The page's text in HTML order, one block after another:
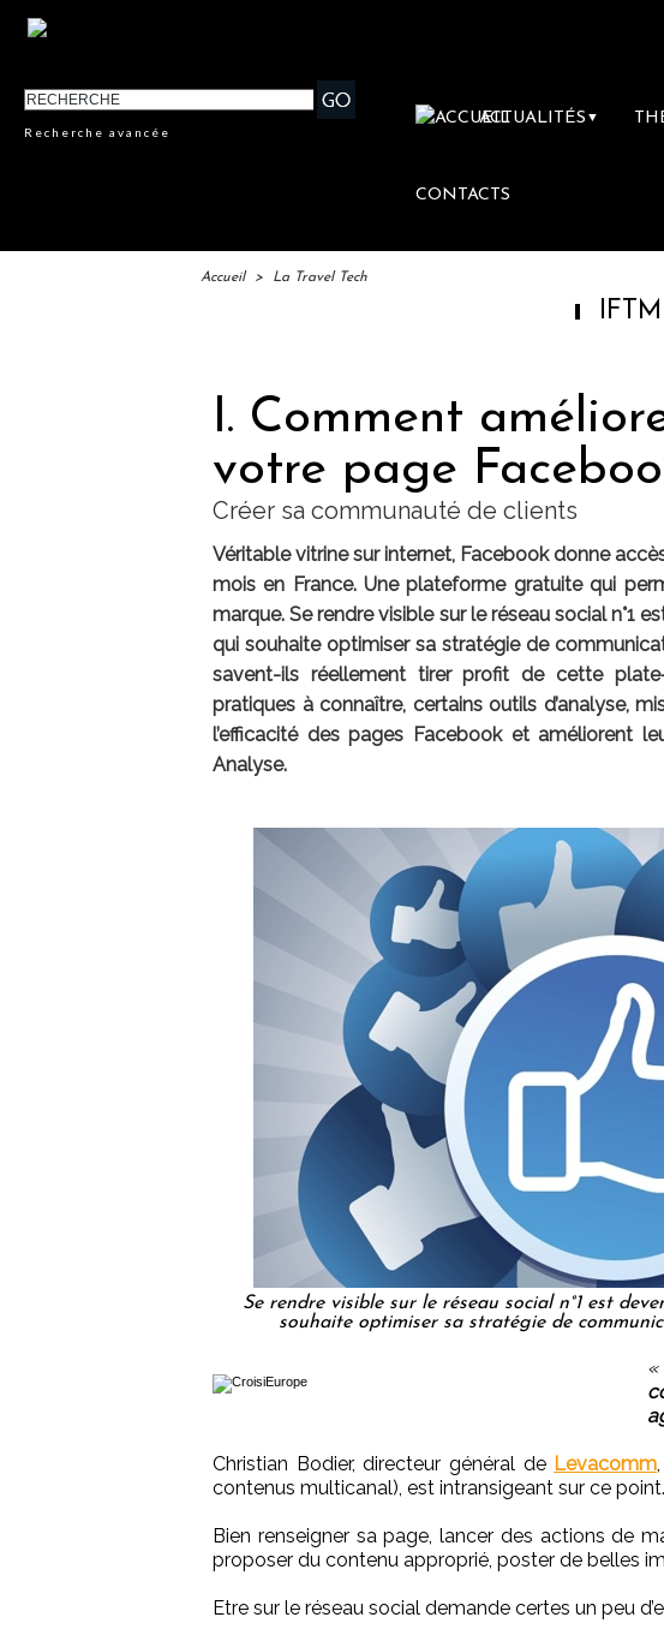
Recherche avancée
ACTUALITÉS ▼
CONTACTS
Accueil > La Travel Tech
IFTM :
I. Comment
votre page
Créer sa communauté de clients
Véritable vitrine sur internet, Facebook donne
mois en France. Une plateforme gratuite qui
marque. Se rendre visible sur le réseau social n°1
qui souhaite optimiser sa stratégie de
savent-ils réellement tirer profit de cette
pratiques à connaître, certains outils d’analyse,
l’efficacité des pages Facebook et améliorent
Analyse.
Se rendre visible sur le réseau social n°1 est
souhaite optimiser sa stratégie de
«
Christian Bodier, directeur général de Levacomm
contenus multicanal), est intransigeant sur ce point.
Bien renseigner sa page, lancer des actions de
proposer du contenu approprié, poster de belles
Etre sur le réseau social demande certes un peu